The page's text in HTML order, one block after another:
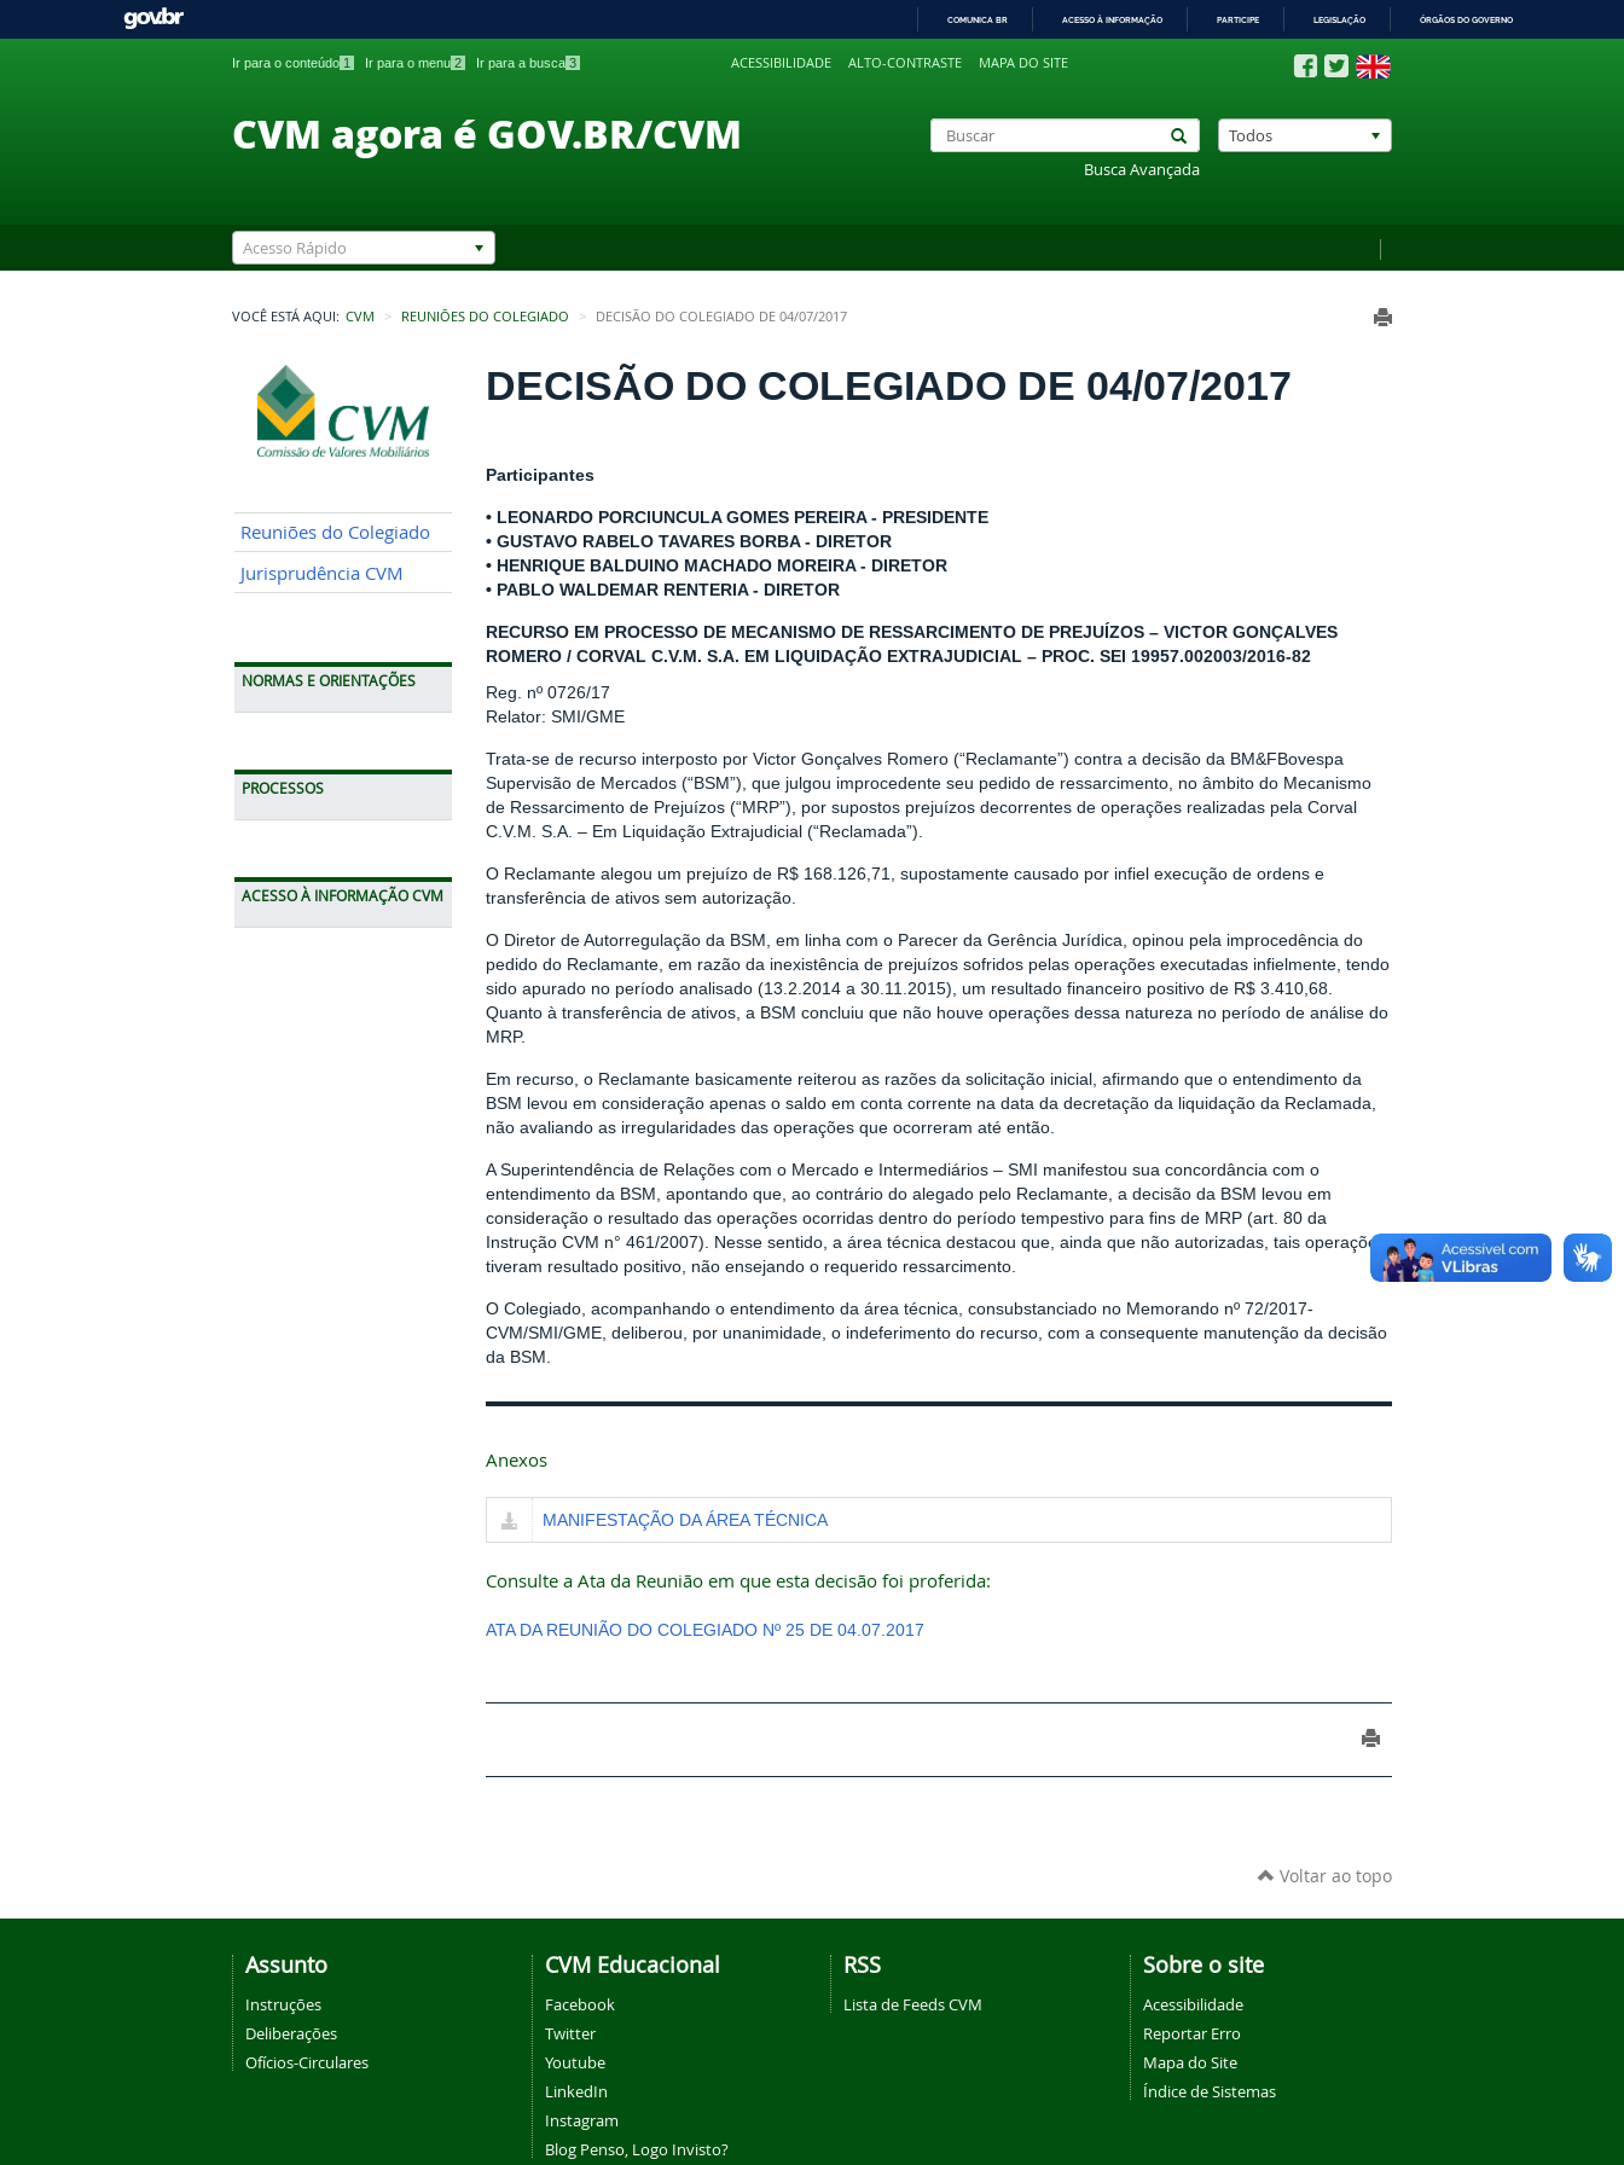
PARA
COMUNICA BR ACESSO À INFORMAÇÃO PARTICIPE LEGISLAÇÃO ÓRGÃOS DO GOVERNO
Ir para o conteúdo 1 Ir para o menu 2 Ir para a busca 3 ACESSIBILIDADE ALTO-CONTRASTE MAPA DO SITE
CVM agora é GOV.BR/CVM
Busca Avançada
Todos
Acesso Rápido
VOCÊ ESTÁ AQUI: CVM REUNIÕES DO COLEGIADO DECISÃO DO COLEGIADO DE 04/07/2017
Reuniões do Colegiado
Jurisprudência CVM
NORMAS E ORIENTAÇÕES
PROCESSOS
ACESSO À INFORMAÇÃO CVM
DECISÃO DO COLEGIADO DE 04/07/2017
Participantes
• LEONARDO PORCIUNCULA GOMES PEREIRA - PRESIDENTE
• GUSTAVO RABELO TAVARES BORBA - DIRETOR
• HENRIQUE BALDUINO MACHADO MOREIRA - DIRETOR
• PABLO WALDEMAR RENTERIA - DIRETOR
RECURSO EM PROCESSO DE MECANISMO DE RESSARCIMENTO DE PREJUÍZOS – VICTOR GONÇALVES
ROMERO / CORVAL C.V.M. S.A. EM LIQUIDAÇÃO EXTRAJUDICIAL – PROC. SEI 19957.002003/2016-82
Reg. nº 0726/17
Relator: SMI/GME
Trata-se de recurso interposto por Victor Gonçalves Romero (“Reclamante”) contra a decisão da BM&FBovespa
Supervisão de Mercados (“BSM”), que julgou improcedente seu pedido de ressarcimento, no âmbito do Mecanismo
de Ressarcimento de Prejuízos (“MRP”), por supostos prejuízos decorrentes de operações realizadas pela Corval
C.V.M. S.A. – Em Liquidação Extrajudicial (“Reclamada”).
O Reclamante alegou um prejuízo de R$ 168.126,71, supostamente causado por infiel execução de ordens e
transferência de ativos sem autorização.
O Diretor de Autorregulação da BSM, em linha com o Parecer da Gerência Jurídica, opinou pela improcedência do
pedido do Reclamante, em razão da inexistência de prejuízos sofridos pelas operações executadas infielmente, tendo
sido apurado no período analisado (13.2.2014 a 30.11.2015), um resultado financeiro positivo de R$ 3.410,68.
Quanto à transferência de ativos, a BSM concluiu que não houve operações dessa natureza no período de análise do
MRP.
Em recurso, o Reclamante basicamente reiterou as razões da solicitação inicial, afirmando que o entendimento da
BSM levou em consideração apenas o saldo em conta corrente na data da decretação da liquidação da Reclamada,
não avaliando as irregularidades das operações que ocorreram até então.
A Superintendência de Relações com o Mercado e Intermediários – SMI manifestou sua concordância com o
entendimento da BSM, apontando que, ao contrário do alegado pelo Reclamante, a decisão da BSM levou em
consideração o resultado das operações ocorridas dentro do período tempestivo para fins de MRP (art. 80 da
Instrução CVM n° 461/2007). Nesse sentido, a área técnica destacou que, ainda que não autorizadas, tais operações
tiveram resultado positivo, não ensejando o requerido ressarcimento.
O Colegiado, acompanhando o entendimento da área técnica, consubstanciado no Memorando nº 72/2017-
CVM/SMI/GME, deliberou, por unanimidade, o indeferimento do recurso, com a consequente manutenção da decisão
da BSM.
Anexos
MANIFESTAÇÃO DA ÁREA TÉCNICA
Consulte a Ata da Reunião em que esta decisão foi proferida:
ATA DA REUNIÃO DO COLEGIADO Nº 25 DE 04.07.2017
Voltar ao topo
Assunto
Instruções
Deliberações
Ofícios-Circulares
CVM Educacional
Facebook
Twitter
Youtube
LinkedIn
Instagram
Blog Penso, Logo Invisto?
RSS
Lista de Feeds CVM
Sobre o site
Acessibilidade
Reportar Erro
Mapa do Site
Índice de Sistemas